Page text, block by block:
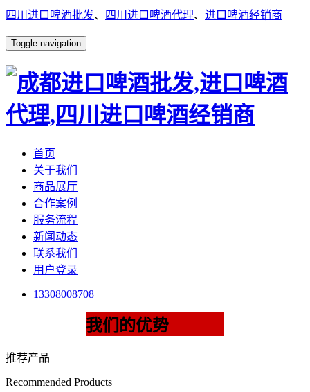
四川进口啤酒批发、 四川进口啤酒代理、 进口啤酒经销商
Toggle navigation
首页
关于我们
商品展厅
合作案例
服务流程
新闻动态
联系我们
用户登录
13308008708
我们的优势
推荐产品
Recommended Products